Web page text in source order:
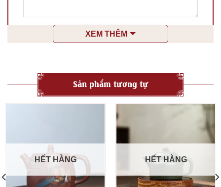
Email*
Lưu tên của tôi, email, và trang web trong trình
duyệt này cho lần bình luận kế tiếp của tôi.
XEM THÊM
Sản phẩm tương tự
HẾT HÀNG HẾT HÀNG